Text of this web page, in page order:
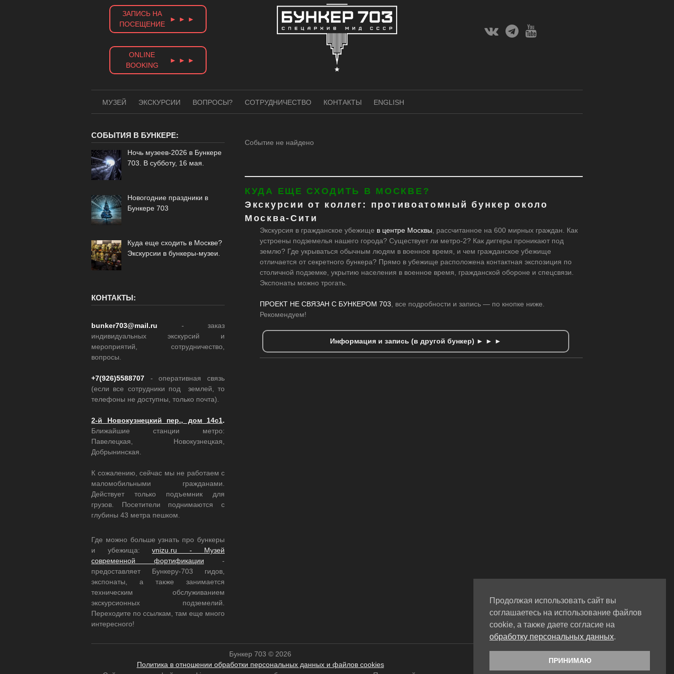
ВконтактеТелеграм
Ютуб
Канал
ЗАПИСЬ НА
ПОСЕЩЕНИЕ
► ► ►
ONLINE
BOOKING
► ► ►
МУЗЕЙ ЭКСКУРСИИ ВОПРОСЫ? СОТРУДНИЧЕСТВО КОНТАКТЫ ENGLISH
Событие не найдено
КУДА ЕЩЕ СХОДИТЬ В МОСКВЕ?
Экскурсии от коллег: противоатомный бункер около
Москва-Сити
Экскурсия в гражданское убежище в центре Москвы, рассчитанное на 600 мирных граждан. Как
устроены подземелья нашего города? Существует ли метро-2? Как диггеры проникают под
землю? Где укрываться обычным людям в военное время, и чем гражданское убежище
отличается от секретного бункера? Прямо в убежище расположена контактная экспозиция по
столичной подземке, укрытию населения в военное время, гражданской обороне и спецсвязи.
Экспонаты можно трогать.
ПРОЕКТ НЕ СВЯЗАН С БУНКЕРОМ 703, все подробности и запись — по кнопке ниже.
Рекомендуем!
Информация и запись (в другой бункер) ► ► ►
СОБЫТИЯ В БУНКЕРЕ:
Ночь музеев-2026 в Бункере
703. В субботу, 16 мая.
Новогодние праздники в
Бункере 703
Куда еще сходить в Москве?
Экскурсии в бункеры-музеи.
КОНТАКТЫ:
bunker703@mail.ru - заказ
индивидуальных экскурсий и
мероприятий, сотрудничество,
вопросы.
+7(926)5588707 - оперативная связь
(если все сотрудники под землей, то
телефоны не доступны, только почта).
2-й Новокузнецкий пер., дом 14с1.
Ближайшие станции метро:
Павелецкая, Новокузнецкая,
Добрынинская.
К сожалению, сейчас мы не работаем с
маломобильными гражданами.
Действует только подъемник для
грузов. Посетители поднимаются с
глубины 43 метра пешком.
Где можно больше узнать про бункеры
и убежища: vnizu.ru - Музей
современной фортификации -
предоставляет Бункеру-703 гидов,
экспонаты, а также занимается
техническим обслуживанием
экскурсионных подземелий.
Переходите по ссылкам, там еще много
интересного!
Бункер 703 © 2026
Политика в отношении обработки персональных данных и файлов cookies
Продолжая использовать сайт вы
соглашаетесь на использование файлов
cookie, а также даете согласие на
обработку персональных данных.
ПРИНИМАЮ